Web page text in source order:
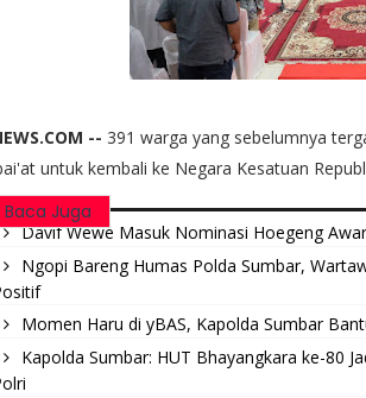
-- 391 warga yang sebelumnya
untuk kembali ke Negara Kesatuan
Baca Juga
Davif Wewe Masuk Nominasi Hoegeng
Ngopi Bareng Humas Polda Sumbar,
Momen Haru di yBAS, Kapolda Sumbar
Kapolda Sumbar: HUT Bhayangkara ke-80